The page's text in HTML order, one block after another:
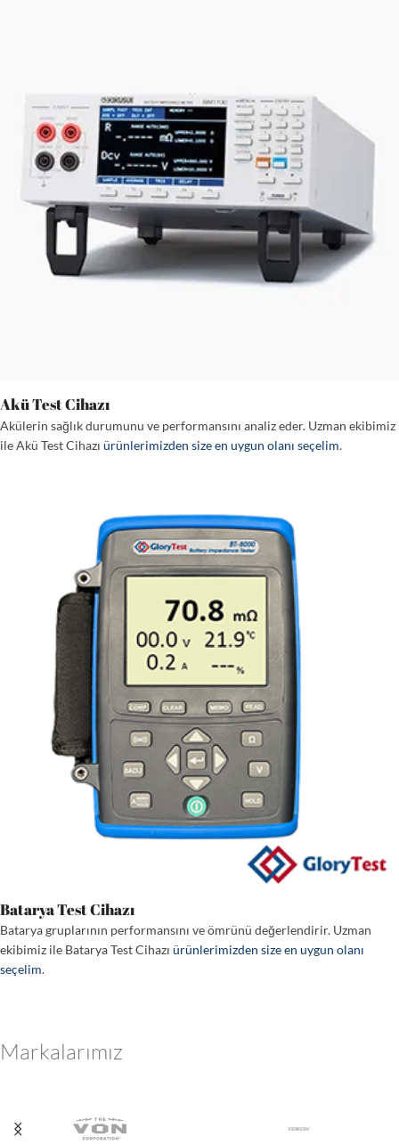
Akü Test Cihazı
Akülerin sağlık durumunu ve performansını analiz eder. Uzman ekibimiz
ile Akü Test Cihazı ürünlerimizden size en uygun olanı seçelim.
Batarya Test Cihazı
Batarya gruplarının performansını ve ömrünü değerlendirir. Uzman
ekibimiz ile Batarya Test Cihazı ürünlerimizden size en uygun olanı
seçelim.
Markalarımız